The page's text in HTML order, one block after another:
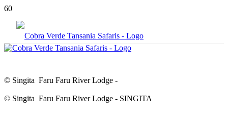
© Singita Faru Faru River Lodge -
© Singita Faru Faru River Lodge - SINGITA